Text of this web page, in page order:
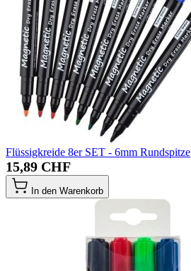
Flüssigkreide 8er SET - 6mm Rundspitze
15,89 CHF
In den Warenkorb